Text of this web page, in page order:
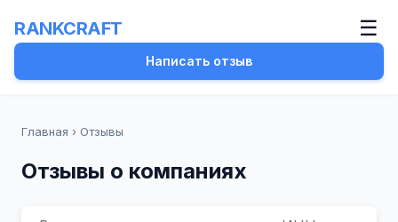
RANKCRAFT ☰
Написать отзыв
Главная › Отзывы
Отзывы о компаниях